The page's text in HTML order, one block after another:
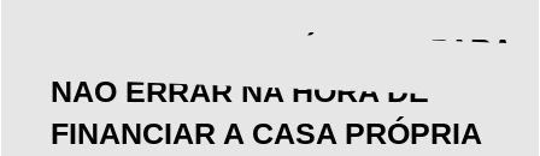
ESPECIALISTA DÁ DICAS PARA
NÃO ERRAR NA HORA DE
FINANCIAR A CASA PRÓPRIA